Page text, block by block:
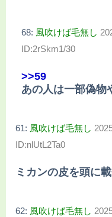
68: 風吹けば毛無し
ID:2rSkm1/30
>>59
あの人は一部偽物
61: 風吹けば毛無し
ID:nlUtL2Ta0
ミカンの皮を頭に
62: 風吹けば毛無し